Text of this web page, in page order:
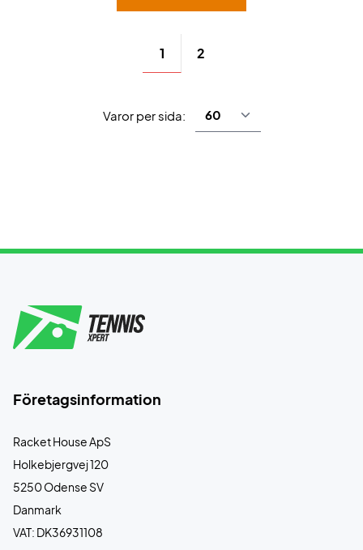
1 2
Varor per sida:
Företagsinformation
Racket House ApS
Holkebjergvej 120
5250 Odense SV
Danmark
VAT: DK36931108